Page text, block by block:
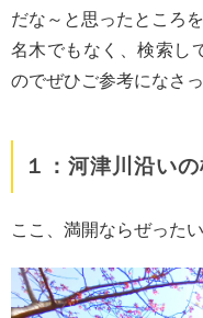
だな～と思ったところ
名木でもなく、検索し
のでぜひご参考になさ
１：河津川沿い
ここ、満開ならぜった